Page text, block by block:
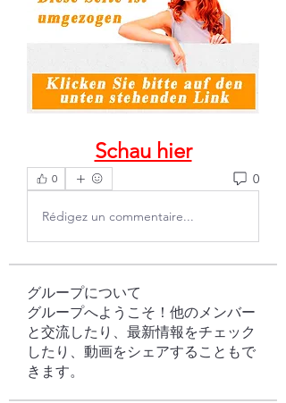
Schau hier
0 0
Rédigez un commentaire...
グループについて
グループへようこそ！他のメンバー
と交流したり、最新情報をチェック
したり、動画をシェアすることもで
きます。